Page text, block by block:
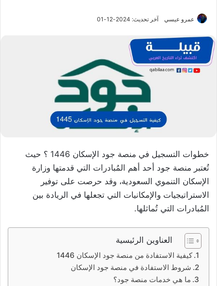
عمرو عيسي آخر تحديث: 2024-12-01
خطوات التسجيل في منصة جود الإسكان 1446 ؟ حيث
تُعتبر منصة جود أحد أهم المُبادرات التي قدمتها وزارة
الإسكان التنموي السعودية، وقد حرصت على توفير
الاستراتيجيات والإمكانيات التي تجعلها في الريادة بين
المُبادرات التي تُماثلها.
العناوين الرئيسية
كيفية الاستفادة من منصة جود الإسكان 1446
شروط الاستفادة في منصة جود الإسكان
ما هي خدمات منصة جود؟